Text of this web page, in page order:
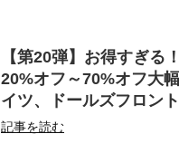
【第20弾】お得すぎる
20%オフ～70%オフ大
イツ、ドールズフロン
記事を読む